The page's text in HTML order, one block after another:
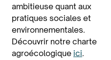
ambitieuse quant aux
pratiques sociales et
environnementales.
Découvrir notre charte
agroécologique ici.